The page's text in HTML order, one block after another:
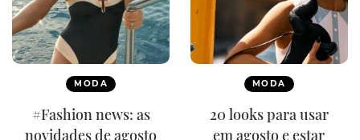
MODA
#Fashion news: as
novidades de agosto
MODA
20 looks para usar
em agosto e estar